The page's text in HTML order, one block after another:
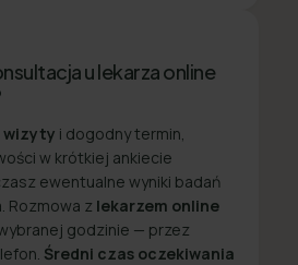
u lekarza online
wizyty i dogodny termin,
w krótkiej ankiecie
ewentualne wyniki badań
Rozmowa z lekarzem online
godzinie — przez
Średni czas oczekiwania